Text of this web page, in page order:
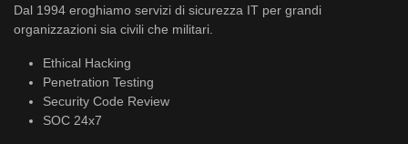
Dal 1994 eroghiamo servizi di sicurezza IT per grandi
organizzazioni sia civili che militari.
Ethical Hacking
Penetration Testing
Security Code Review
SOC 24x7